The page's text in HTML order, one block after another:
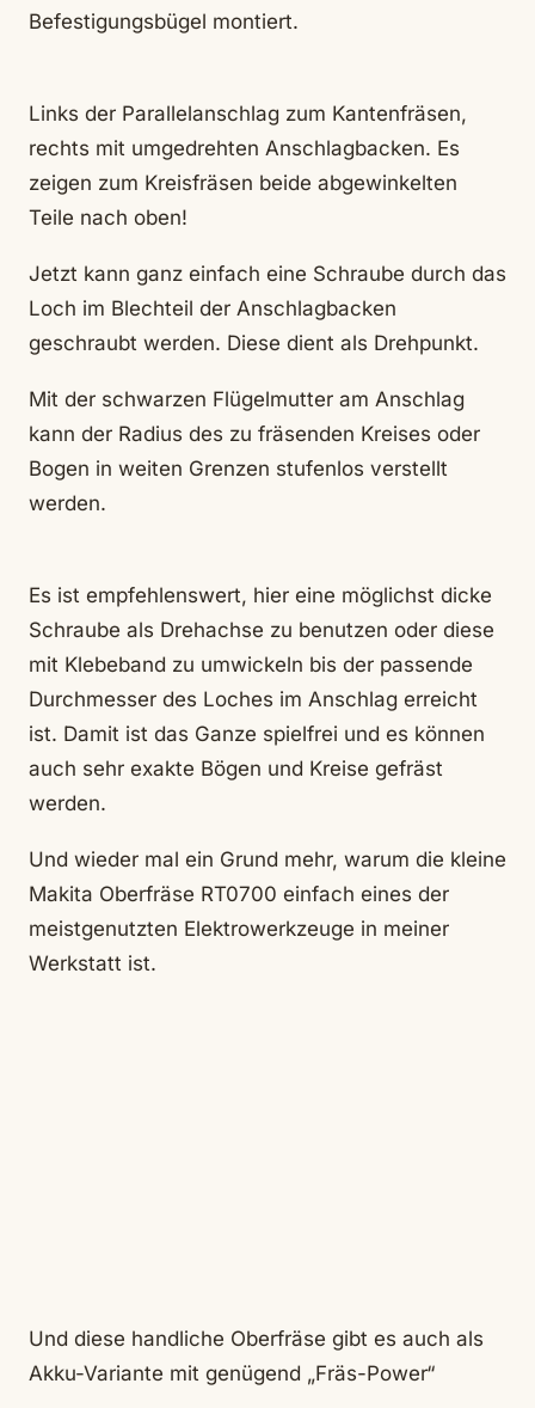
Befestigungsbügel montiert.
Links der Parallelanschlag zum Kantenfräsen,
rechts mit umgedrehten Anschlagbacken. Es
zeigen zum Kreisfräsen beide abgewinkelten
Teile nach oben!
Jetzt kann ganz einfach eine Schraube durch das
Loch im Blechteil der Anschlagbacken
geschraubt werden. Diese dient als Drehpunkt.
Mit der schwarzen Flügelmutter am Anschlag
kann der Radius des zu fräsenden Kreises oder
Bogen in weiten Grenzen stufenlos verstellt
werden.
Es ist empfehlenswert, hier eine möglichst dicke
Schraube als Drehachse zu benutzen oder diese
mit Klebeband zu umwickeln bis der passende
Durchmesser des Loches im Anschlag erreicht
ist. Damit ist das Ganze spielfrei und es können
auch sehr exakte Bögen und Kreise gefräst
werden.
Und wieder mal ein Grund mehr, warum die kleine
Makita Oberfräse RT0700 einfach eines der
meistgenutzten Elektrowerkzeuge in meiner
Werkstatt ist.
Und diese handliche Oberfräse gibt es auch als
Akku-Variante mit genügend „Fräs-Power“